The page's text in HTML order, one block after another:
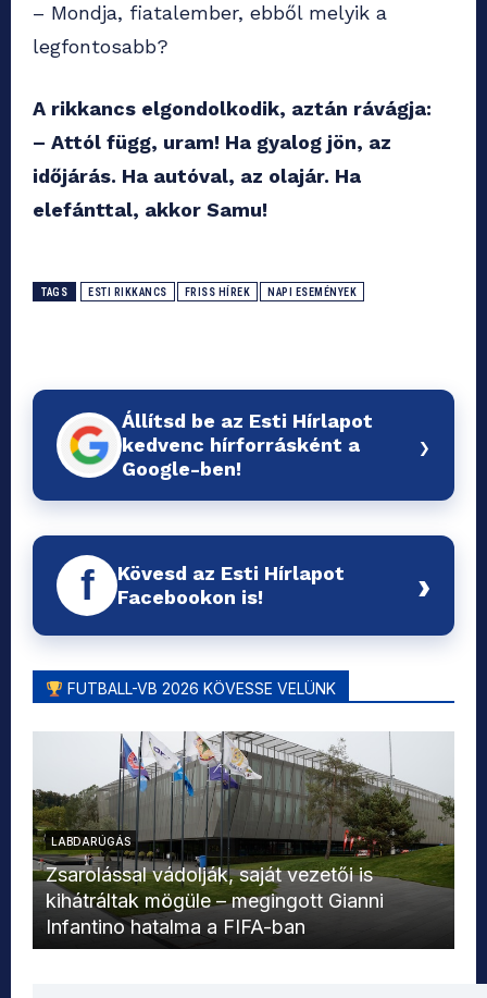
– Mondja, fiatalember, ebből melyik a
legfontosabb?
A rikkancs elgondolkodik, aztán rávágja:
– Attól függ, uram! Ha gyalog jön, az
időjárás. Ha autóval, az olajár. Ha
elefánttal, akkor Samu!
TAGS ESTI RIKKANCS FRISS HÍREK NAPI ESEMÉNYEK
Állítsd be az Esti Hírlapot
kedvenc hírforrásként a
Google-ben!
›
f
Kövesd az Esti Hírlapot
Facebookon is!
›
FUTBALL-VB 2026 KÖVESSE VELÜNK
LABDARÚGÁS
Zsarolással vádolják, saját vezetői is
kihátráltak mögüle – megingott Gianni
Infantino hatalma a FIFA-ban